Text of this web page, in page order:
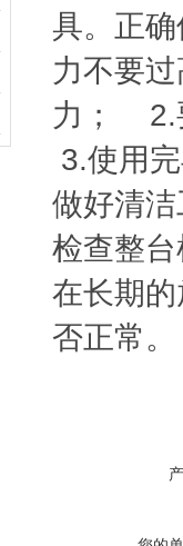
具。正
力不要
力； 2.
3.使用
做好清
检查整
在长期
否正常。